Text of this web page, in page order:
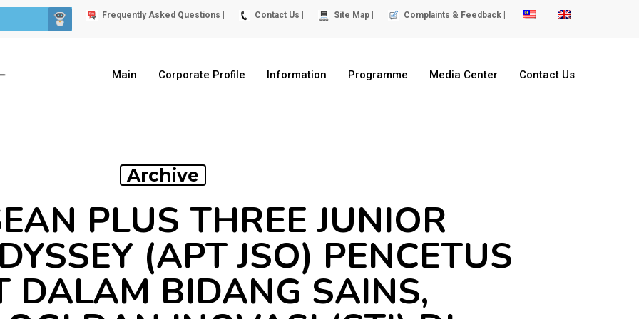
Frequently Asked Questions | Contact Us | Site Map | Complaints & Feedback |
Main Corporate Profile Information Programme Media Center Contact Us
Archive
PLUS THREE JUNIOR
(APT JSO) PENCETUS
DALAM BIDANG SAINS,